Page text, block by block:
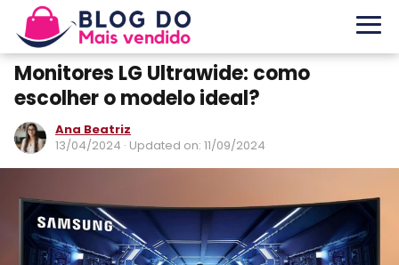
Monitores LG Ultrawide: como
escolher o modelo ideal?
Ana Beatriz
13/04/2024 · Updated on: 11/09/2024